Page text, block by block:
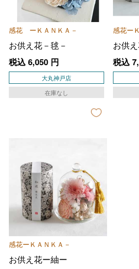
感花 ーＫＡＮＫＡ－
お供え花－毬－
税込 6,050円
大丸神戸店
在庫なし
感花ー
お供
税込
感花ーＫＡＮＫＡ－
お供え花ー紬ー
フード＆スイーツ
ビューティー
大丸・松坂屋のギ
バレンタインチョコ
ホワイトデー